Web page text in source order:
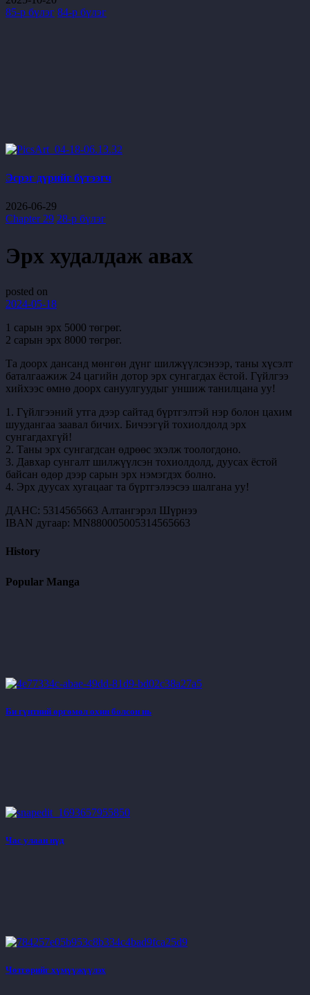
85-р бүлэг 84-р бүлэг
Эсрэг дүрийг бүтээгч
2026-06-29
Chapter 29 28-р бүлэг
Эрх худалдаж авах
posted on
2024-05-18
1 сарын эрх 5000 төгрөг.
2 сарын эрх 8000 төгрөг.
Та доорх дансанд мөнгөн дүнг шилжүүлсэнээр, таны хүсэлт
баталгаажиж 24 цагийн дотор эрх сунгагдах ёстой. Гүйлгээ
хийхээс өмнө доорх сануулгуудыг уншиж танилцана уу!
1. Гүйлгээний утга дээр сайтад бүртгэлтэй нэр болон цахим
шуудангаа заавал бичих. Бичээгүй тохиолдолд эрх
сунгагдахгүй!
2. Таны эрх сунгагдсан өдрөөс эхэлж тоологдоно.
3. Давхар сунгалт шилжүүлсэн тохиолдолд, дуусах ёстой
байсан өдөр дээр сарын эрх нэмэгдэх болно.
4. Эрх дуусах хугацааг та бүртгэлээсээ шалгана уу!
ДАНС: 5314565663 Алтангэрэл Шүрнээ
IBAN дугаар: MN880005005314565663
History
Popular Manga
Би гүнтний өргөмөл охин болсон нь
Час улаан нүд
Чөтгөрийг хүмүүжүүлэх